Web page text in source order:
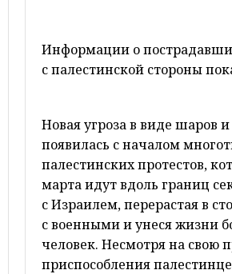
Информации о
с палестинской стороны
Новая угроза в виде шаров
появилась с началом
палестинских протестов,
марта идут вдоль границ
с Израилем, перерастая в
с военными и унеся жизни
человек. Несмотря на свою
приспособления